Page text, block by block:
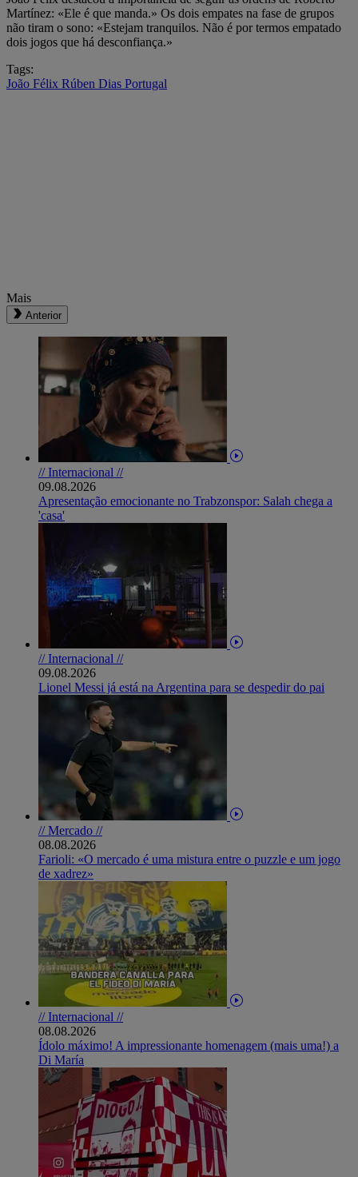
Martínez: «Ele é que manda.» Os dois empates na fase de grupos
não tiram o sono: «Estejam tranquilos. Não é por termos empatado
dois jogos que há desconfiança.»
Tags:
João Félix Rúben Dias Portugal
Mais
Anterior
// Internacional //
09.08.2026
Apresentação emocionante no Trabzonspor: Salah chega a
'casa'
// Internacional //
09.08.2026
Lionel Messi já está na Argentina para se despedir do pai
// Mercado //
08.08.2026
Farioli: «O mercado é uma mistura entre o puzzle e um jogo
de xadrez»
// Internacional //
08.08.2026
Ídolo máximo! A impressionante homenagem (mais uma!) a
Di María